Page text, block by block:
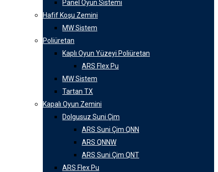
Panel Oyun Sistemi
Hafif Koşu Zemini
MW Sistem
Poliüretan
Kaplı Oyun Yüzeyi Poliüretan
ARS Flex Pu
MW Sistem
Tartan TX
Kapalı Oyun Zemini
Dolgusuz Suni Çim
ARS Suni Çim QNN
ARS QNNW
ARS Suni Çim QNT
ARS Flex Pu